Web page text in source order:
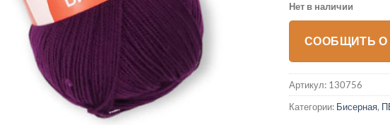
Нет в наличии
СООБЩИТЬ О
Артикул: 130756
Категории: Бисерная,